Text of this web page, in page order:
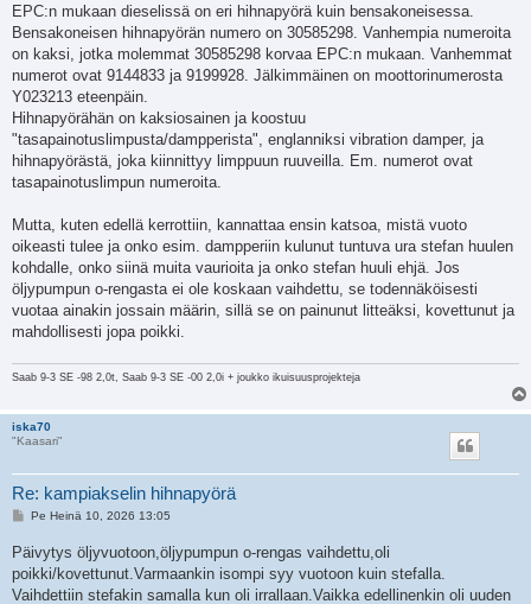
s
t
EPC:n mukaan dieselissä on eri hihnapyörä kuin bensakoneisessa.
Bensakoneisen hihnapyörän numero on 30585298. Vanhempia numeroita
on kaksi, jotka molemmat 30585298 korvaa EPC:n mukaan. Vanhemmat
numerot ovat 9144833 ja 9199928. Jälkimmäinen on moottorinumerosta
Y023213 eteenpäin.
Hihnapyörähän on kaksiosainen ja koostuu
"tasapainotuslimpusta/dampperista", englanniksi vibration damper, ja
hihnapyörästä, joka kiinnittyy limppuun ruuveilla. Em. numerot ovat
tasapainotuslimpun numeroita.
Mutta, kuten edellä kerrottiin, kannattaa ensin katsoa, mistä vuoto
oikeasti tulee ja onko esim. dampperiin kulunut tuntuva ura stefan huulen
kohdalle, onko siinä muita vaurioita ja onko stefan huuli ehjä. Jos
öljypumpun o-rengasta ei ole koskaan vaihdettu, se todennäköisesti
vuotaa ainakin jossain määrin, sillä se on painunut litteäksi, kovettunut ja
mahdollisesti jopa poikki.
Saab 9-3 SE -98 2,0t, Saab 9-3 SE -00 2,0i + joukko ikuisuusprojekteja
iska70
"Kaasari"
Re: kampiakselin hihnapyörä
V
s
t
Pe Heinä 10, 2026 13:05
Päivytys öljyvuotoon,öljypumpun o-rengas vaihdettu,oli
poikki/kovettunut.Varmaankin isompi syy vuotoon kuin stefalla.
Vaihdettiin stefakin samalla kun oli irrallaan.Vaikka edellinenkin oli uuden